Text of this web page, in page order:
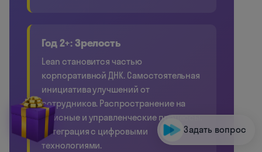
Год 2+: Зрелость
Lean становится частью
корпоративной ДНК. Самостоятельная
инициатива улучшений от
сотрудников. Распространение на
офисные и управленческие процессы.
Интеграция с цифровыми
технологиями.
Задать вопрос